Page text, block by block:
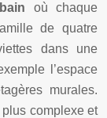
où chaque
de quatre
dans une
l’espace
murales.
complexe et